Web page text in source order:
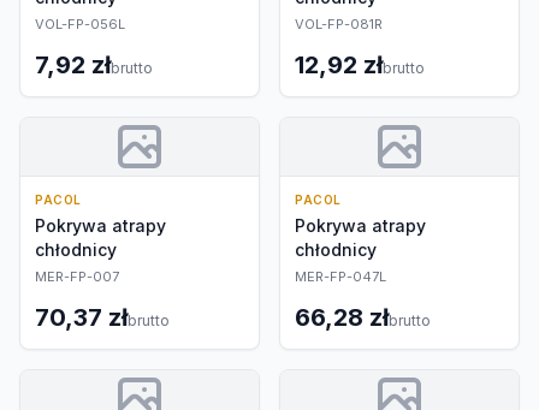
VOL-FP-056L
7,92 złbrutto
VOL-FP-081R
12,92 złbrutto
PACOL
Pokrywa atrapy
chłodnicy
MER-FP-007
70,37 złbrutto
PACOL
Pokrywa atrapy
chłodnicy
MER-FP-047L
66,28 złbrutto